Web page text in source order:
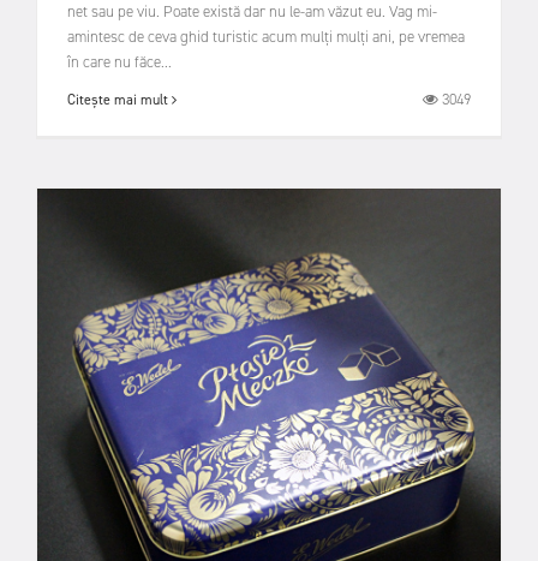
net sau pe viu. Poate există dar nu le-am văzut eu. Vag mi-
amintesc de ceva ghid turistic acum mulți mulți ani, pe vremea
în care nu făce...
Citește mai mult 3049